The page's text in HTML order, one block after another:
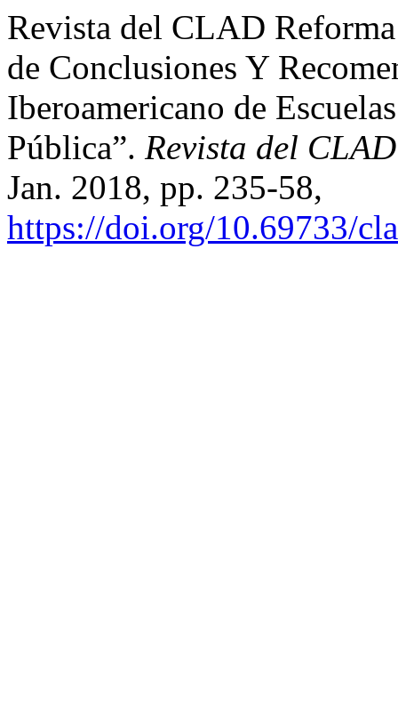
Revista del CLAD
de Conclusiones Y
Iberoamericano de
Pública”. Revista del
Jan. 2018, pp. 235-58,
https://doi.org/10.69733/